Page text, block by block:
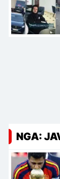
NGA: